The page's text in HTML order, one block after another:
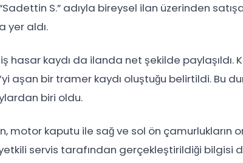
S.” adıyla bireysel ilan üzerinden
yer aldı.
hasar kaydı da ilanda net şekilde paylaşıldı.
aşan bir tramer kaydı oluştuğu belirtildi. Bu
biri oldu.
motor kaputu ile sağ ve sol ön çamurlukların
servis tarafından gerçekleştirildiği bilgisi